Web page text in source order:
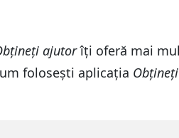
ajutorîți oferă mai
folosești aplicația